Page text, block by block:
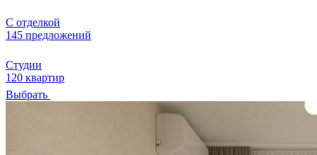
С отделкой
145 предложений
Студии
120 квартир
Выбрать